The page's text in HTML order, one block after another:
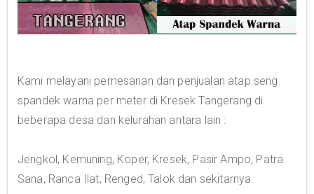
Kami melayani pemesanan dan penjualan atap seng
spandek warna per meter di Kresek Tangerang di
beberapa desa dan kelurahan antara lain :
Jengkol, Kemuning, Koper, Kresek, Pasir Ampo, Patra
Sana, Ranca Ilat, Renged, Talok dan sekitarnya.